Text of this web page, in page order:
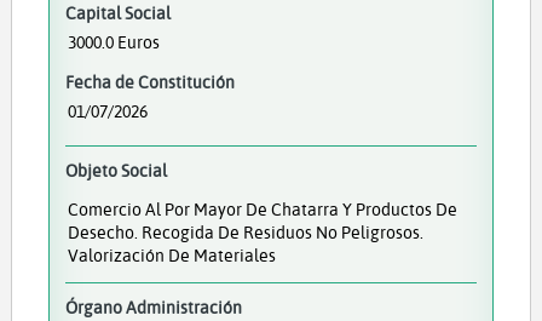
Capital Social
3000.0 Euros
Fecha de Constitución
01/07/2026
Objeto Social
Comercio Al Por Mayor De Chatarra Y Productos De
Desecho. Recogida De Residuos No Peligrosos.
Valorización De Materiales
Órgano Administración